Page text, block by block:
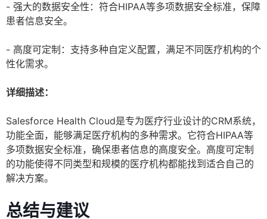
- 强大的数据安全性：符合HIPAA等多项数据安全标准，保障
患者信息安全。
- 高度可定制：支持多种自定义配置，满足不同医疗机构的个
性化需求。
详细描述：
Salesforce Health Cloud是专为医疗行业设计的CRM系统，
功能全面，能够满足医疗机构的多种需求。它符合HIPAA等
多项数据安全标准，确保患者信息的高度安全。高度可定制
的功能使得不同类型和规模的医疗机构都能找到适合自己的
解决方案。
总结与建议